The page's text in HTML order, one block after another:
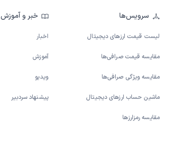
سرویس‌ها
لیست قیمت ارزهای دیجیتال
مقایسه قیمت صرافی‌ها
مقایسه ویژگی صرافی‌ها
ماشین حساب ارزهای دیجیتال
مقایسه رمزارزها
خبر و آموزش
اخبار
آموزش
ویدیو
پیشنهاد سردبیر